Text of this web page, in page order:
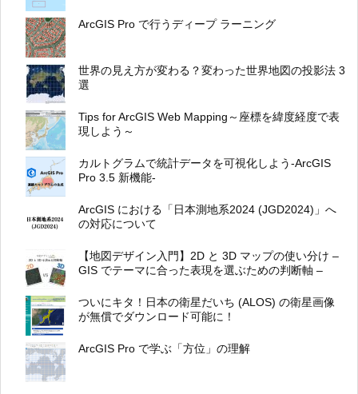
ArcGIS Pro で行うディープ ラーニング
世界の見え方が変わる？変わった世界地図の投影法 3
選
Tips for ArcGIS Web Mapping～座標を緯度経度で表
現しよう～
カルトグラムで統計データを可視化しよう-ArcGIS
Pro 3.5 新機能-
ArcGIS における「日本測地系2024 (JGD2024)」へ
の対応について
【地図デザイン入門】2D と 3D マップの使い分け –
GIS でテーマに合った表現を選ぶための判断軸 –
ついにキタ！日本の衛星だいち (ALOS) の衛星画像
が無償でダウンロード可能に！
ArcGIS Pro で学ぶ「方位」の理解